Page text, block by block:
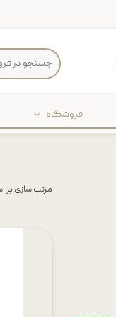
فروشگاه
سایر
مرتب سازی بر